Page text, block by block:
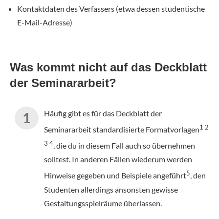
Kontaktdaten des Verfassers (etwa dessen studentische
E-Mail-Adresse)
Was kommt nicht auf das Deckblatt
der Seminararbeit?
Häufig gibt es für das Deckblatt der
Seminararbeit standardisierte Formatvorlagen1 2
3 4, die du in diesem Fall auch so übernehmen
solltest. In anderen Fällen wiederum werden
Hinweise gegeben und Beispiele angeführt5, den
Studenten allerdings ansonsten gewisse
Gestaltungsspielräume überlassen.